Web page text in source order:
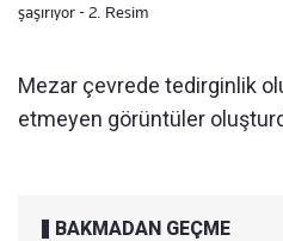
şaşırıyor - 2. Resim
Mezar çevrede tedirginlik
etmeyen görüntüler
BAKMADAN GEÇME